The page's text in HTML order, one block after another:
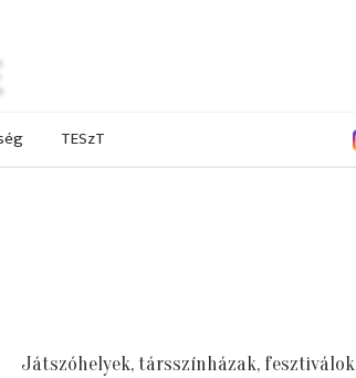
TESzT
Játszóhelyek, társszínházak, fesztiválok